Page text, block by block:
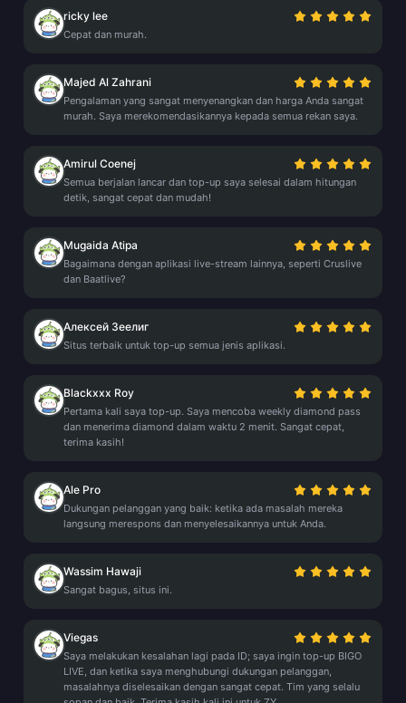
ricky lee
Cepat dan murah.
Majed Al Zahrani
Pengalaman yang sangat menyenangkan dan harga Anda sangat
murah. Saya merekomendasikannya kepada semua rekan saya.
Amirul Coenej
Semua berjalan lancar dan top-up saya selesai dalam hitungan
detik, sangat cepat dan mudah!
Mugaida Atipa
Bagaimana dengan aplikasi live-stream lainnya, seperti Cruslive
dan Baatlive?
Алексей Зеелиг
Situs terbaik untuk top-up semua jenis aplikasi.
Blackxxx Roy
Pertama kali saya top-up. Saya mencoba weekly diamond pass
dan menerima diamond dalam waktu 2 menit. Sangat cepat,
terima kasih!
Ale Pro
Dukungan pelanggan yang baik: ketika ada masalah mereka
langsung merespons dan menyelesaikannya untuk Anda.
Wassim Hawaji
Sangat bagus, situs ini.
Viegas
Saya melakukan kesalahan lagi pada ID; saya ingin top-up BIGO
LIVE, dan ketika saya menghubungi dukungan pelanggan,
masalahnya diselesaikan dengan sangat cepat. Tim yang selalu